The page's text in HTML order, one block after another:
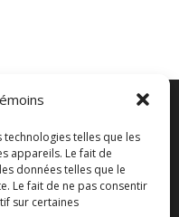
telles que les
appareils. Le fait de
données telles que le
Le fait de ne pas consentir
sur certaines